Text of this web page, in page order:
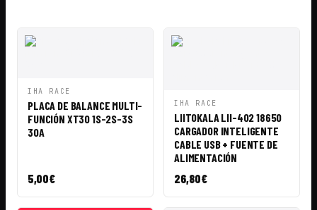
VISTA
IHA RACE
PLACA DE BALANCE MULTI-
FUNCIÓN XT30 1S-2S-3S
30A
5,00€
VISTA
IHA RACE
LIITOKALA LII-402 18650
CARGADOR INTELIGENTE
CABLE USB + FUENTE DE
ALIMENTACIÓN
26,80€